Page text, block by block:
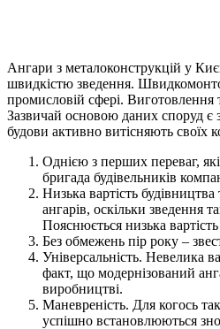
Ангари з металоконструкцій у
швидкістю зведення.
промисловій сфері. Виготовлення
Зазвичай основою даних споруд є
будови активно витісняють своїх
Однією з перших переваг,
бригада будівельників
Низька вартість
ангарів, оскільки зведення
Пояснюється низька
Без обмежень пір року –
Універсальність. Невелика
факт, що модернізований
виробництві.
Маневреність. Для когось
успішно встановлюються